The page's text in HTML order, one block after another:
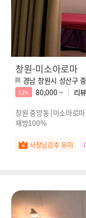
창원-미소아로마
경남 창원시 성산구
12% 80,000 ~ 리뷰
창원 중앙동 [미소아로
재방100%
사장님강추 유미